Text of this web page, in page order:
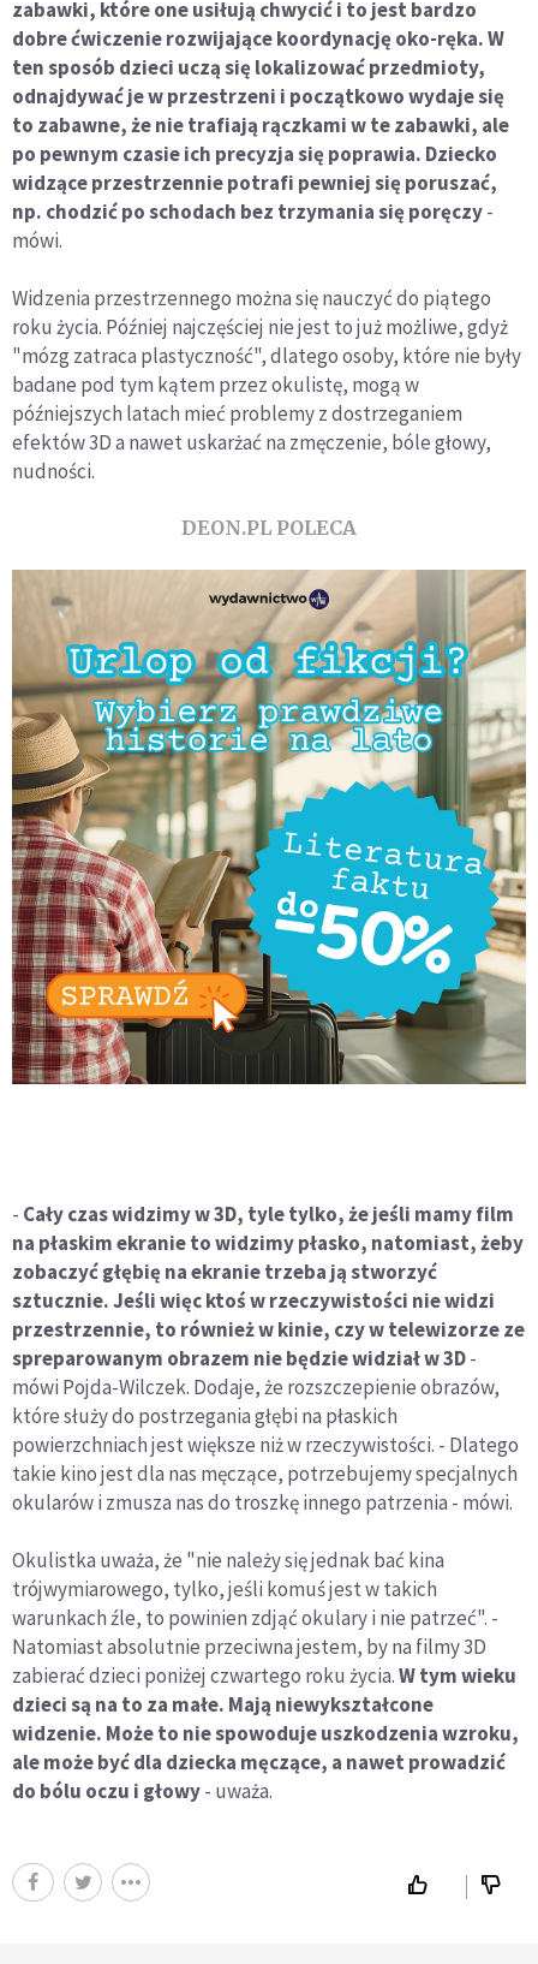
zabawki, które one usiłują chwycić i to jest bardzo
dobre ćwiczenie rozwijające koordynację oko-ręka. W
ten sposób dzieci uczą się lokalizować przedmioty,
odnajdywać je w przestrzeni i początkowo wydaje się
to zabawne, że nie trafiają rączkami w te zabawki, ale
po pewnym czasie ich precyzja się poprawia. Dziecko
widzące przestrzennie potrafi pewniej się poruszać,
np. chodzić po schodach bez trzymania się poręczy-
mówi.
Widzenia przestrzennego można się nauczyć do piątego
roku życia. Później najczęściej nie jest to już możliwe, gdyż
"mózg zatraca plastyczność", dlatego osoby, które nie były
badane pod tym kątem przez okulistę, mogą w
późniejszych latach mieć problemy z dostrzeganiem
efektów 3D a nawet uskarżać na zmęczenie, bóle głowy,
nudności.
DEON.PL POLECA
- Cały czas widzimy w 3D, tyle tylko, że jeśli mamy film
na płaskim ekranie to widzimy płasko, natomiast, żeby
zobaczyć głębię na ekranie trzeba ją stworzyć
sztucznie. Jeśli więc ktoś w rzeczywistości nie widzi
przestrzennie, to również w kinie, czy w telewizorze ze
spreparowanym obrazem nie będzie widział w 3D-
mówi Pojda-Wilczek. Dodaje, że rozszczepienie obrazów,
które służy do postrzegania głębi na płaskich
powierzchniach jest większe niż w rzeczywistości. - Dlatego
takie kino jest dla nas męczące, potrzebujemy specjalnych
okularów i zmusza nas do troszkę innego patrzenia - mówi.
Okulistka uważa, że "nie należy się jednak bać kina
trójwymiarowego, tylko, jeśli komuś jest w takich
warunkach źle, to powinien zdjąć okulary i nie patrzeć". -
Natomiast absolutnie przeciwna jestem, by na filmy 3D
zabierać dzieci poniżej czwartego roku życia.W tym wieku
dzieci są na to za małe. Mają niewykształcone
widzenie. Może to nie spowoduje uszkodzenia wzroku,
ale może być dla dziecka męczące, a nawet prowadzić
do bólu oczu i głowy- uważa.